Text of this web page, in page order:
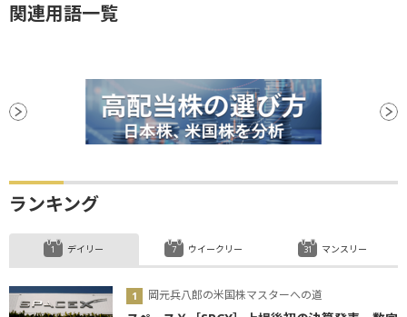
関連用語一覧
ランキング
デイリー
岡元兵八郎の米国株マスターへの道
ウイークリー マンスリー